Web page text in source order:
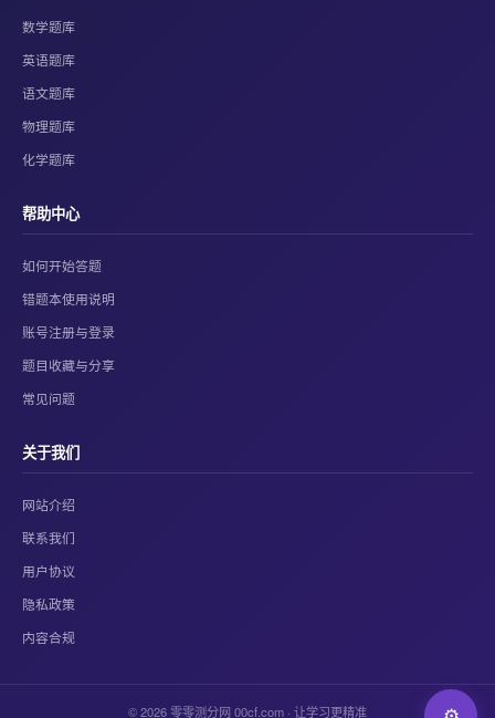
数学题库
英语题库
语文题库
物理题库
化学题库
帮助中心
如何开始答题
错题本使用说明
账号注册与登录
题目收藏与分享
常见问题
关于我们
网站介绍
联系我们
用户协议
隐私政策
内容合规
© 2026 零零测分网 00cf.com · 让学习更精准